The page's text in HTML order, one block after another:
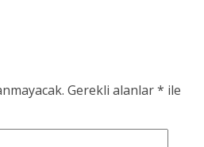
Gerekli alanlar* ile